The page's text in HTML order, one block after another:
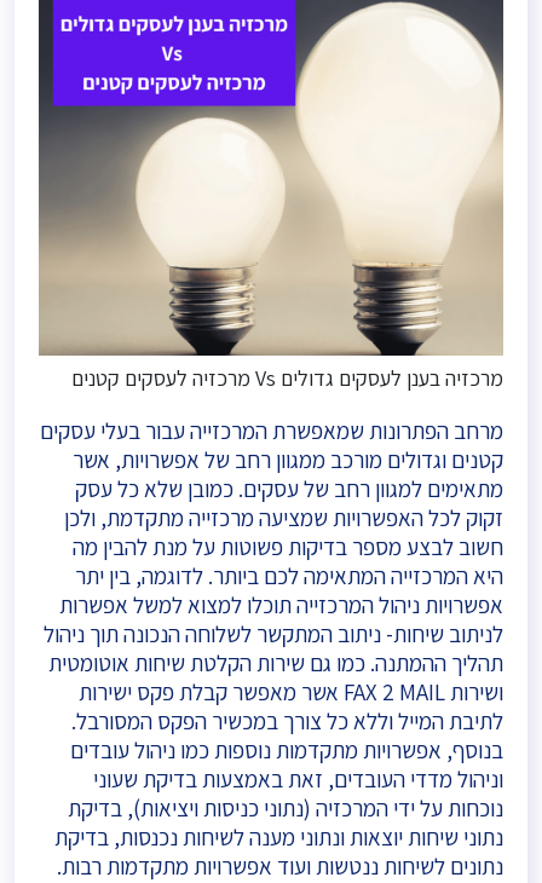
מרכזיה בענן לעסקים גדולים Vs מרכזיה לעסקים קטנים
מרחב הפתרונות שמאפשרת המרכזייה עבור בעלי עסקים
קטנים וגדולים מורכב ממגוון רחב של אפשרויות, אשר
מתאימים למגוון רחב של עסקים. כמובן שלא כל עסק
זקוק לכל האפשרויות שמציעה מרכזייה מתקדמת, ולכן
חשוב לבצע מספר בדיקות פשוטות על מנת להבין מה
היא המרכזייה המתאימה לכם ביותר. לדוגמה, בין יתר
אפשרויות ניהול המרכזייה תוכלו למצוא למשל אפשרות
לניתוב שיחות- ניתוב המתקשר לשלוחה הנכונה תוך ניהול
תהליך ההמתנה. כמו גם שירות הקלטת שיחות אוטומטית
ושירות FAX 2 MAIL אשר מאפשר קבלת פקס ישירות
לתיבת המייל וללא כל צורך במכשיר הפקס המסורבל.
בנוסף, אפשרויות מתקדמות נוספות כמו ניהול עובדים
וניהול מדדי העובדים, זאת באמצעות בדיקת שעוני
נוכחות על ידי המרכזיה (נתוני כניסות ויציאות), בדיקת
נתוני שיחות יוצאות ונתוני מענה לשיחות נכנסות, בדיקת
נתונים לשיחות ננטשות ועוד אפשרויות מתקדמות רבות.